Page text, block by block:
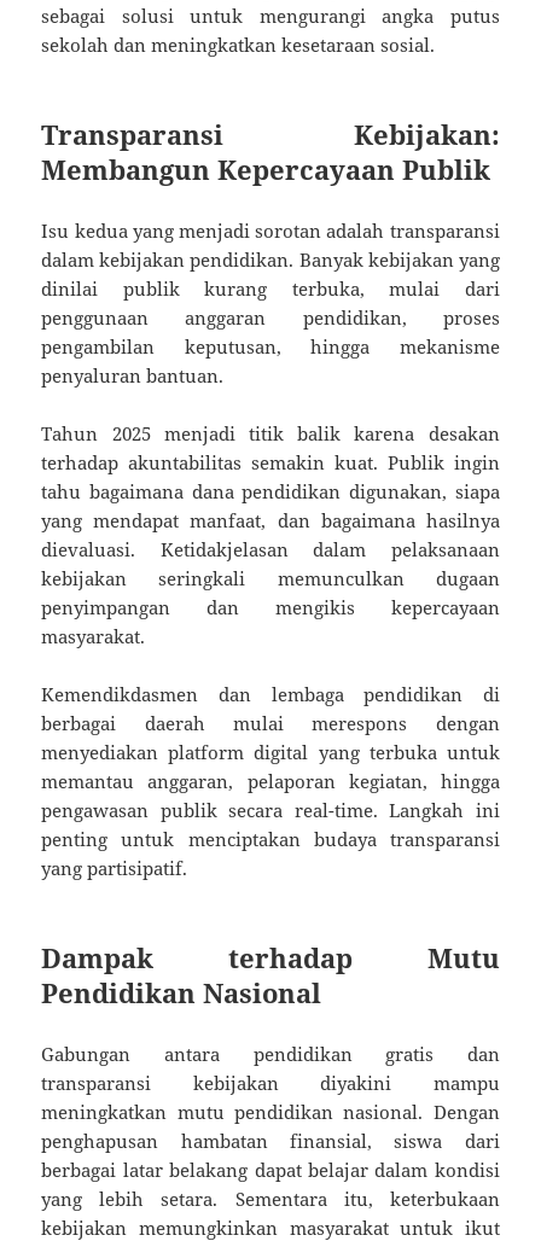
sebagai solusi untuk mengurangi angka putus
sekolah dan meningkatkan kesetaraan sosial.
Transparansi Kebijakan:
Membangun Kepercayaan Publik
Isu kedua yang menjadi sorotan adalah transparansi
dalam kebijakan pendidikan. Banyak kebijakan yang
dinilai publik kurang terbuka, mulai dari
penggunaan anggaran pendidikan, proses
pengambilan keputusan, hingga mekanisme
penyaluran bantuan.
Tahun 2025 menjadi titik balik karena desakan
terhadap akuntabilitas semakin kuat. Publik ingin
tahu bagaimana dana pendidikan digunakan, siapa
yang mendapat manfaat, dan bagaimana hasilnya
dievaluasi. Ketidakjelasan dalam pelaksanaan
kebijakan seringkali memunculkan dugaan
penyimpangan dan mengikis kepercayaan
masyarakat.
Kemendikdasmen dan lembaga pendidikan di
berbagai daerah mulai merespons dengan
menyediakan platform digital yang terbuka untuk
memantau anggaran, pelaporan kegiatan, hingga
pengawasan publik secara real-time. Langkah ini
penting untuk menciptakan budaya transparansi
yang partisipatif.
Dampak terhadap Mutu
Pendidikan Nasional
Gabungan antara pendidikan gratis dan
transparansi kebijakan diyakini mampu
meningkatkan mutu pendidikan nasional. Dengan
penghapusan hambatan finansial, siswa dari
berbagai latar belakang dapat belajar dalam kondisi
yang lebih setara. Sementara itu, keterbukaan
kebijakan memungkinkan masyarakat untuk ikut